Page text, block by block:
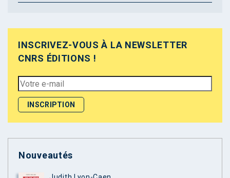
INSCRIVEZ-VOUS À LA NEWSLETTER
CNRS ÉDITIONS !
Nouveautés